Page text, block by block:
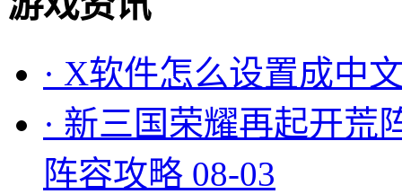
· X软件怎么设置成中
· 新三国荣耀再起开荒
阵容攻略 08-03